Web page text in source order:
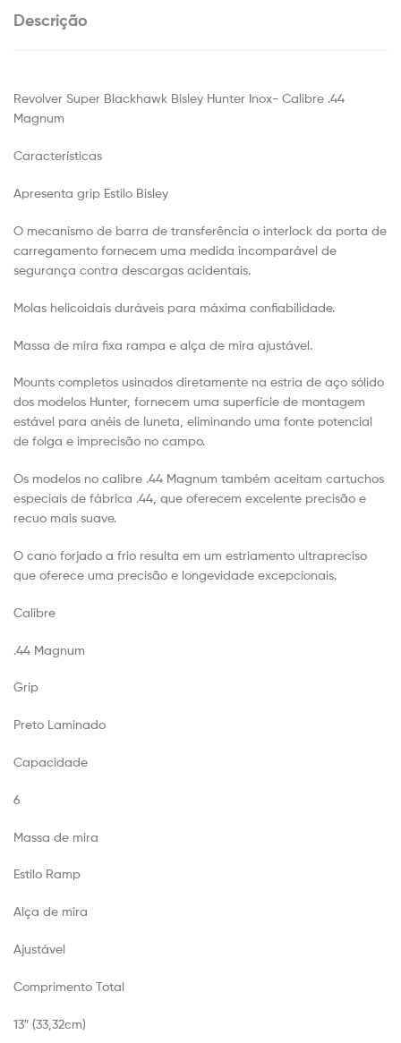
Descrição
Revolver Super Blackhawk Bisley Hunter Inox- Calibre .44
Magnum
Características
Apresenta grip Estilo Bisley
O mecanismo de barra de transferência o interlock da porta de
carregamento fornecem uma medida incomparável de
segurança contra descargas acidentais.
Molas helicoidais duráveis para máxima confiabilidade.
Massa de mira fixa rampa e alça de mira ajustável.
Mounts completos usinados diretamente na estria de aço sólido
dos modelos Hunter, fornecem uma superfície de montagem
estável para anéis de luneta, eliminando uma fonte potencial
de folga e imprecisão no campo.
Os modelos no calibre .44 Magnum também aceitam cartuchos
especiais de fábrica .44, que oferecem excelente precisão e
recuo mais suave.
O cano forjado a frio resulta em um estriamento ultrapreciso
que oferece uma precisão e longevidade excepcionais.
Calibre
.44 Magnum
Grip
Preto Laminado
Capacidade
6
Massa de mira
Estilo Ramp
Alça de mira
Ajustável
Comprimento Total
13″ (33,32cm)